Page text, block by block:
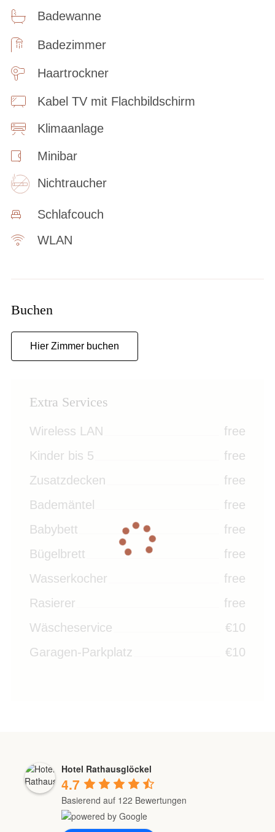
Badewanne
Badezimmer
Haartrockner
Kabel TV mit Flachbildschirm
Klimaanlage
Minibar
Nichtraucher
Schlafcouch
WLAN
Buchen
Hier Zimmer buchen
Extra Services
Wireless LAN
free
Kinder bis 5
free
Zusatzdecken
free
Bademäntel
free
Babybett
free
Bügelbrett
free
Wasserkocher
free
Rasierer
free
Wäscheservice
€10
Garagen-Parkplatz
€10
Hotel Rathausglöckel
4.7
Basierend auf 122 Bewertungen